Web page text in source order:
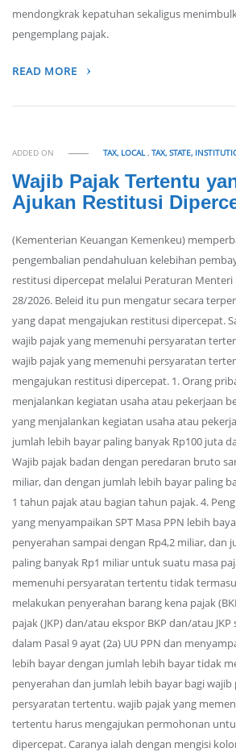
mendongkrak kepatuhan sekaligus
pengemplang pajak.
READ MORE
ADDED ON TAX, LOCAL,TAX, STATE,
Wajib Pajak Tertentu
Ajukan Restitusi
(Kementerian Keuangan Kemenkeu)
pengembalian pendahuluan kelebihan
restitusi dipercepat melalui Peraturan Menteri
28/2026. Beleid itu pun mengatur secara
yang dapat mengajukan restitusi dipercepat.
wajib pajak yang memenuhi persyaratan
wajib pajak yang memenuhi persyaratan
mengajukan restitusi dipercepat. 1. Orang
menjalankan kegiatan usaha atau pekerjaan
yang menjalankan kegiatan usaha atau
jumlah lebih bayar paling banyak Rp100 juta
Wajib pajak badan dengan peredaran bruto
miliar, dan dengan jumlah lebih bayar paling
1 tahun pajak atau bagian tahun pajak. 4.
yang menyampaikan SPT Masa PPN lebih
penyerahan sampai dengan Rp4,2 miliar, dan
paling banyak Rp1 miliar untuk suatu masa
memenuhi persyaratan tertentu tidak
melakukan penyerahan barang kena pajak
pajak (JKP) dan/atau ekspor BKP dan/atau
dalam Pasal 9 ayat (2a) UU PPN dan
lebih bayar dengan jumlah lebih bayar tidak
penyerahan dan jumlah lebih bayar bagi
persyaratan tertentu. wajib pajak yang
tertentu harus mengajukan permohonan
dipercepat. Caranya ialah dengan mengisi